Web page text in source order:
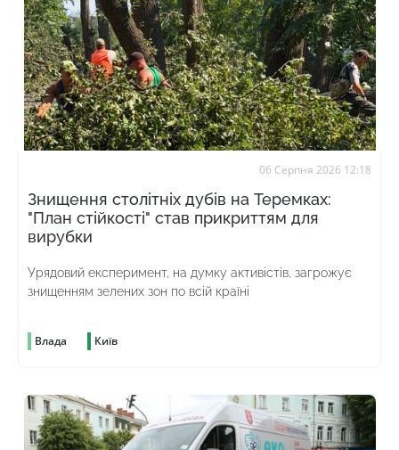
06 Серпня 2026 12:18
Знищення столітніх дубів на Теремках:
"План стійкості" став прикриттям для
вирубки
Урядовий експеримент, на думку активістів, загрожує
знищенням зелених зон по всій країні
Влада Київ